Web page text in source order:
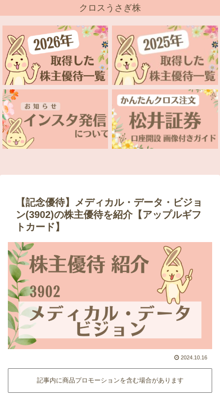
クロスうさぎ株
【記念優待】メディカル・データ・ビジョ
ン(3902)の株主優待を紹介【アップルギフ
トカード】
2024.10.16
記事内に商品プロモーションを含む場合があります